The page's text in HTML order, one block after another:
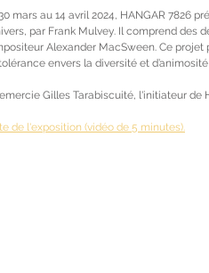
mars au 14 avril 2024, HANGAR 7826
par Frank Mulvey. Il comprend des
Alexander MacSween. Ce
envers la diversité et
Gilles Tarabiscuité, l'initiateur de
de l'exposition (vidéo de 5 minutes).